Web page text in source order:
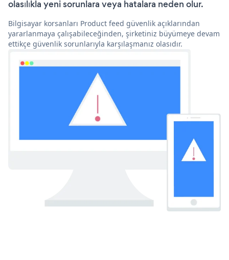
olasılıkla yeni sorunlara veya hatalara neden olur.
Bilgisayar korsanları Product feed güvenlik açıklarından
yararlanmaya çalışabileceğinden, şirketiniz büyümeye devam
ettikçe güvenlik sorunlarıyla karşılaşmanız olasıdır.